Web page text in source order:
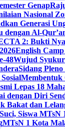
Genap
Nasional
Generasi
dengan Al-
2: Bukti
English
48Wujud
Sidang
Membentuk
Lepas 18
dengan Diri
Bakat dan
Siswa
MTsN 1 Kota